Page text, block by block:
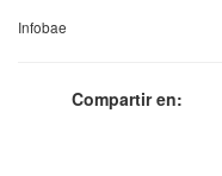
Infobae
Compartir en: